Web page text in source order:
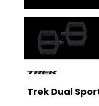
Trek Dual